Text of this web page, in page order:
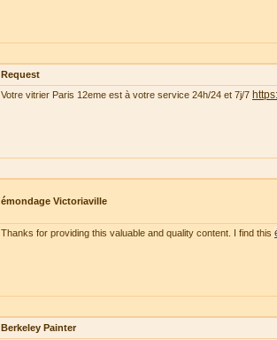
Request
Votre vitrier Paris 12eme est à votre service 24h/24 et 7j/7
émondage Victoriaville
Thanks for providing this valuable and quality content. I find this
Berkeley Painter